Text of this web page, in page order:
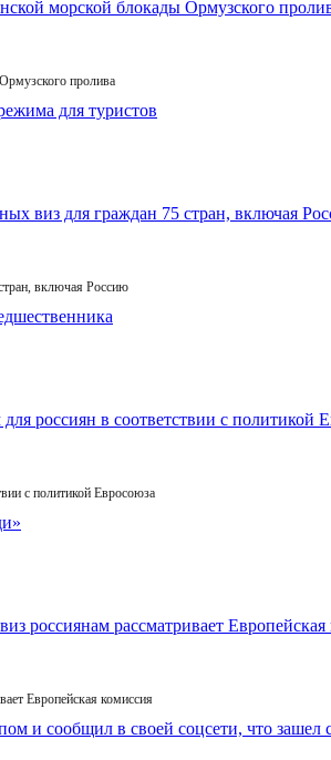
пролива
включая Россию
с политикой Евросоюза
Европейская комиссия